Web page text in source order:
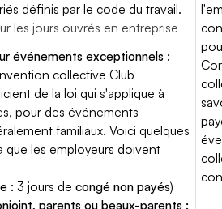
définis par le code du travail.
les jours ouvrés en entreprise
événements exceptionnels :
collective Club
de la loi qui s'applique à
pour des événements
familiaux. Voici quelques
que les employeurs doivent
: 3 jours decongé non payés)
parents ou beaux-parents :